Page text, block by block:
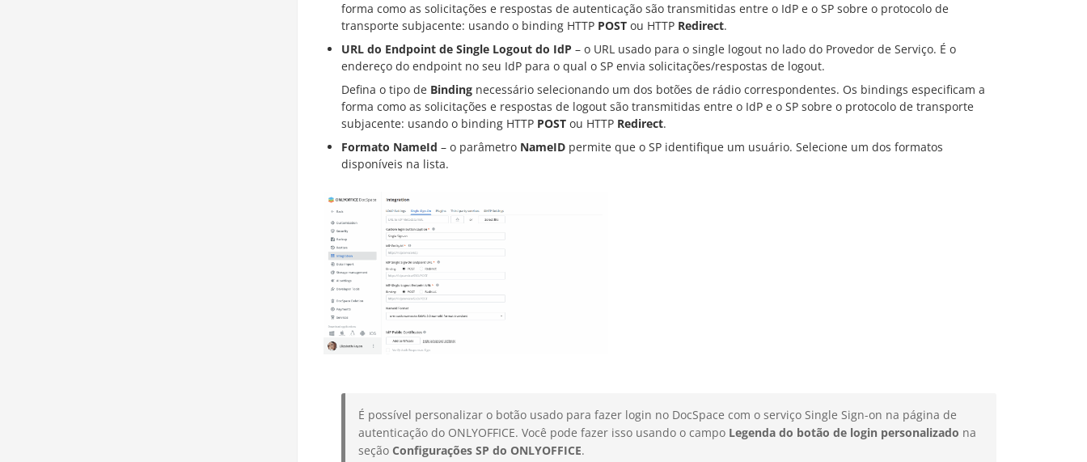
forma como as solicitações e respostas de autenticação são transmitidas entre o IdP e o SP sobre o protocolo de
transporte subjacente: usando o binding HTTP POST ou HTTP Redirect.
URL do Endpoint de Single Logout do IdP – o URL usado para o single logout no lado do Provedor de Serviço. É o
endereço do endpoint no seu IdP para o qual o SP envia solicitações/respostas de logout.
Defina o tipo de Binding necessário selecionando um dos botões de rádio correspondentes. Os bindings especificam a
forma como as solicitações e respostas de logout são transmitidas entre o IdP e o SP sobre o protocolo de transporte
subjacente: usando o binding HTTP POST ou HTTP Redirect.
Formato NameId – o parâmetro NameID permite que o SP identifique um usuário. Selecione um dos formatos
disponíveis na lista.
É possível personalizar o botão usado para fazer login no DocSpace com o serviço Single Sign-on na página de
autenticação do ONLYOFFICE. Você pode fazer isso usando o campo Legenda do botão de login personalizado na
seção Configurações SP do ONLYOFFICE.